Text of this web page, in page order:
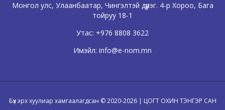
Монгол улс, Улаанбаатар, Чингэлтэй дүүрэг. 4-р Хороо, Бага
тойруу 18-1
Утас: +976 8808 3622
Имэйл: info@e-nom.mn
Бүх эрх хуулиар хамгаалагдсан © 2020-2026 | ЦОГТ ОХИН ТЭНГЭР САН